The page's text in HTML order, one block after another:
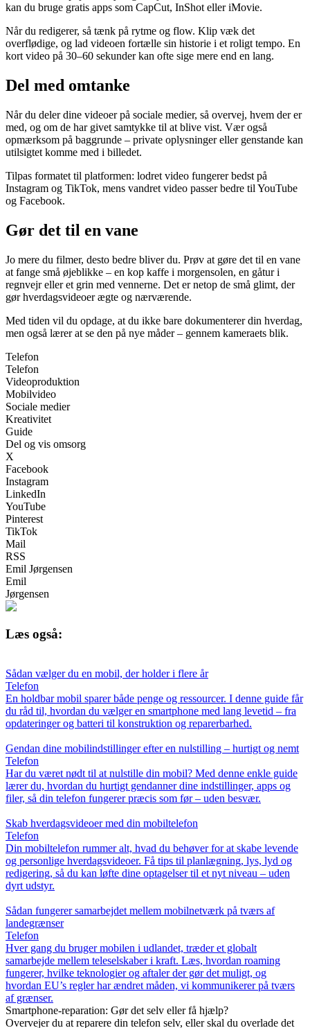
kan du bruge gratis apps som CapCut, InShot eller iMovie.
Når du redigerer, så tænk på rytme og flow. Klip væk det
overflødige, og lad videoen fortælle sin historie i et roligt tempo. En
kort video på 30–60 sekunder kan ofte sige mere end en lang.
Del med omtanke
Når du deler dine videoer på sociale medier, så overvej, hvem der er
med, og om de har givet samtykke til at blive vist. Vær også
opmærksom på baggrunde – private oplysninger eller genstande kan
utilsigtet komme med i billedet.
Tilpas formatet til platformen: lodret video fungerer bedst på
Instagram og TikTok, mens vandret video passer bedre til YouTube
og Facebook.
Gør det til en vane
Jo mere du filmer, desto bedre bliver du. Prøv at gøre det til en vane
at fange små øjeblikke – en kop kaffe i morgensolen, en gåtur i
regnvejr eller et grin med vennerne. Det er netop de små glimt, der
gør hverdagsvideoer ægte og nærværende.
Med tiden vil du opdage, at du ikke bare dokumenterer din hverdag,
men også lærer at se den på nye måder – gennem kameraets blik.
Telefon
Telefon
Videoproduktion
Mobilvideo
Sociale medier
Kreativitet
Guide
Del og vis omsorg
X
Facebook
Instagram
LinkedIn
YouTube
Pinterest
TikTok
Mail
RSS
Emil Jørgensen
Emil
Jørgensen
Læs også:
Sådan vælger du en mobil, der holder i flere år
Telefon
En holdbar mobil sparer både penge og ressourcer. I denne guide får
du råd til, hvordan du vælger en smartphone med lang levetid – fra
opdateringer og batteri til konstruktion og reparerbarhed.
Gendan dine mobilindstillinger efter en nulstilling – hurtigt og nemt
Telefon
Har du været nødt til at nulstille din mobil? Med denne enkle guide
lærer du, hvordan du hurtigt gendanner dine indstillinger, apps og
filer, så din telefon fungerer præcis som før – uden besvær.
Skab hverdagsvideoer med din mobiltelefon
Telefon
Din mobiltelefon rummer alt, hvad du behøver for at skabe levende
og personlige hverdagsvideoer. Få tips til planlægning, lys, lyd og
redigering, så du kan løfte dine optagelser til et nyt niveau – uden
dyrt udstyr.
Sådan fungerer samarbejdet mellem mobilnetværk på tværs af
landegrænser
Telefon
Hver gang du bruger mobilen i udlandet, træder et globalt
samarbejde mellem teleselskaber i kraft. Læs, hvordan roaming
fungerer, hvilke teknologier og aftaler der gør det muligt, og
hvordan EU’s regler har ændret måden, vi kommunikerer på tværs
af grænser.
Smartphone-reparation: Gør det selv eller få hjælp?
Overvejer du at reparere din telefon selv, eller skal du overlade det